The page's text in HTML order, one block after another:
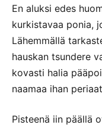
En aluksi edes
kurkistavaa ponia,
Lähemmällä
hauskan tsundere
kovasti halia
naamaa ihan
Pisteenä iin päällä